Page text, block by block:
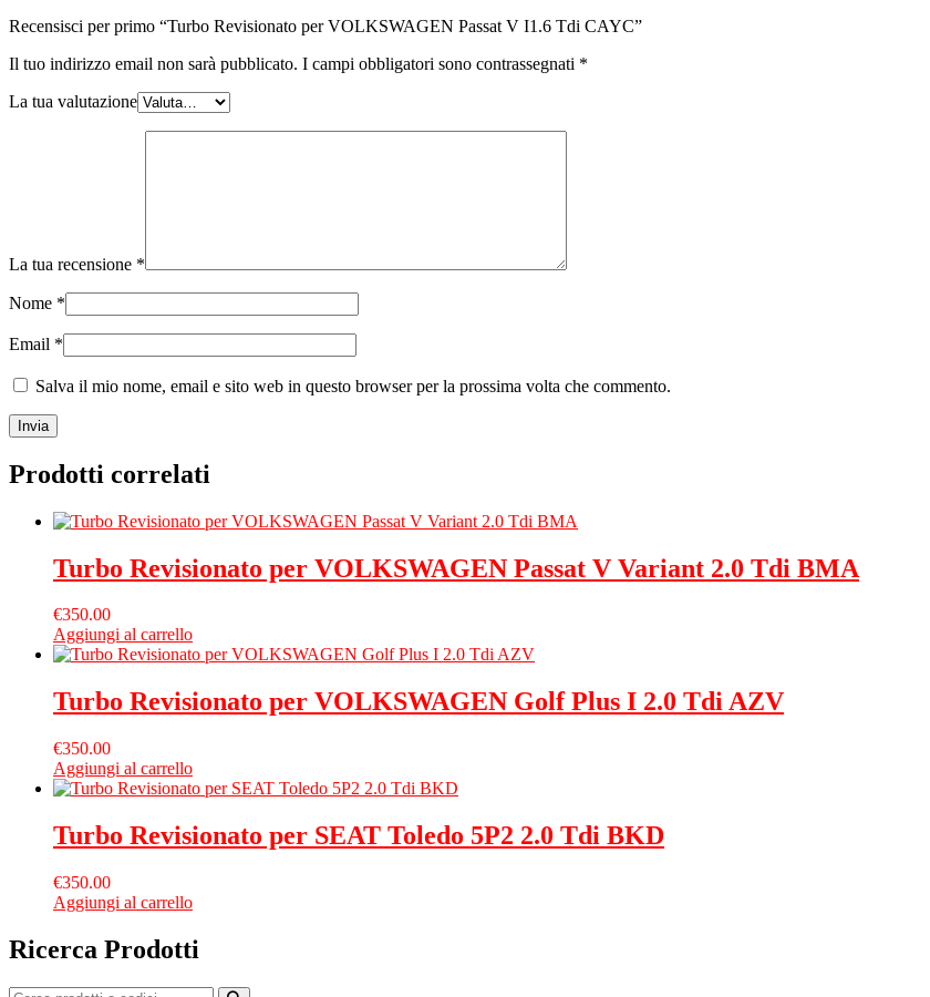
Recensisci per primo “Turbo Revisionato per VOLKSWAGEN Passat V I1.6 Tdi CAYC”
Il tuo indirizzo email non sarà pubblicato. I campi obbligatori sono contrassegnati *
La tua valutazione
La tua recensione *
Nome *
Email *
Salva il mio nome, email e sito web in questo browser per la prossima volta che commento.
Prodotti correlati
Turbo Revisionato per VOLKSWAGEN Passat V Variant 2.0 Tdi BMA
€350.00
Aggiungi al carrello
Turbo Revisionato per VOLKSWAGEN Golf Plus I 2.0 Tdi AZV
€350.00
Aggiungi al carrello
Turbo Revisionato per SEAT Toledo 5P2 2.0 Tdi BKD
€350.00
Aggiungi al carrello
Ricerca Prodotti